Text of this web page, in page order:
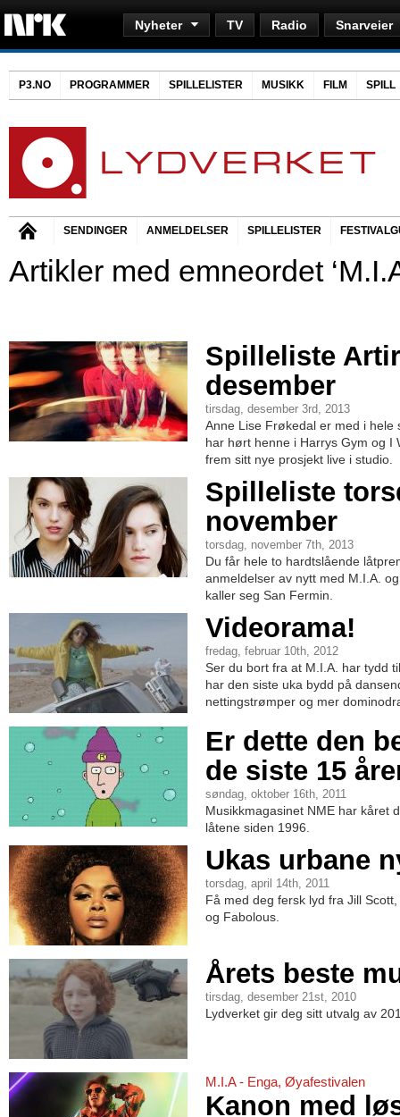
Nyheter TV Radio Snarveier
P3.NO PROGRAMMER SPILLELISTER MUSIKK FILM SPILL
SENDINGER ANMELDELSER SPILLELISTER
Artikler med emneordet
Spilleliste
desember
tirsdag, desember 3rd, 2013
Anne Lise Frøkedal er med i hele
har hørt henne i Harrys Gym og I
frem sitt nye prosjekt live i studio.
Spilleliste
november
torsdag, november 7th, 2013
Du får hele to hardtslående
anmeldelser av nytt med M.I.A.
kaller seg San Fermin.
Videorama!
fredag, februar 10th, 2012
Ser du bort fra at M.I.A. har tydd
har den siste uka bydd på
nettingstrømper og mer
Er dette den
de siste 15
søndag, oktober 16th, 2011
Musikkmagasinet NME har kåret
låtene siden 1996.
Ukas urbane
torsdag, april 14th, 2011
Få med deg fersk lyd fra Jill
og Fabolous.
Årets beste
tirsdag, desember 21st, 2010
Lydverket gir deg sitt utvalg av
M.I.A - Enga, Øyafestivalen
Kanon med